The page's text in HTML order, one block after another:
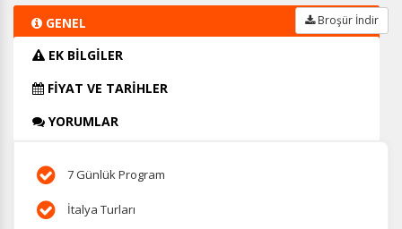
GENEL
EK BİLGİLER
FİYAT VE TARİHLER
YORUMLAR
Broşür İndir
7 Günlük Program
İtalya Turları